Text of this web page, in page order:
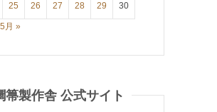
25 26 27 28 29 30
5月 »
箒製作舎 公式サイト